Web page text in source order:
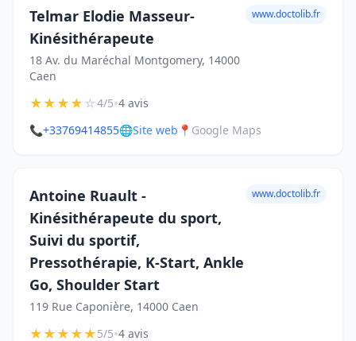
Telmar Elodie Masseur-
Kinésithérapeute
18 Av. du Maréchal Montgomery, 14000
Caen
www.doctolib.fr
★★★★☆4/5•4 avis
📞+33769414855🌐Site web 📍 Google Maps
Antoine Ruault -
Kinésithérapeute du sport,
Suivi du sportif,
Pressothérapie, K-Start, Ankle
Go, Shoulder Start
119 Rue Caponière, 14000 Caen
www.doctolib.fr
★★★★★5/5•4 avis